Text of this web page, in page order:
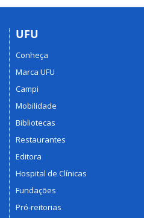
UFU
Conheça
Marca UFU
Campi
Mobilidade
Bibliotecas
Restaurantes
Editora
Hospital de Clínicas
Fundações
Pró-reitorias